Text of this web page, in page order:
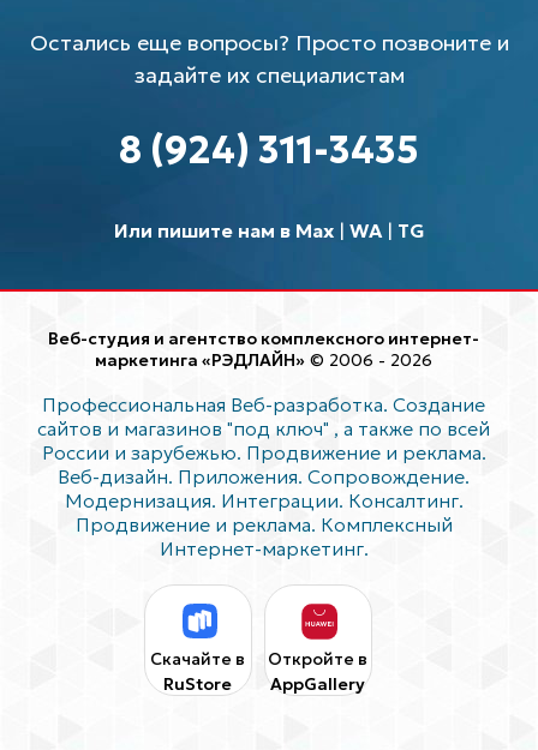
Остались еще вопросы? Просто позвоните и
задайте их специалистам
8 (924) 311-3435
Или пишите нам в Max| WA| TG
Веб-студия и агентство комплексного интернет-
маркетинга «РЭДЛАЙН» © 2006 - 2026
Профессиональная Веб-разработка. Создание
сайтов и магазинов "под ключ" , а также по всей
России и зарубежью. Продвижение и реклама.
Веб-дизайн. Приложения. Сопровождение.
Модернизация. Интеграции. Консалтинг.
Продвижение и реклама. Комплексный
Интернет-маркетинг.
Скачайте в
RuStore
Откройте в
AppGallery